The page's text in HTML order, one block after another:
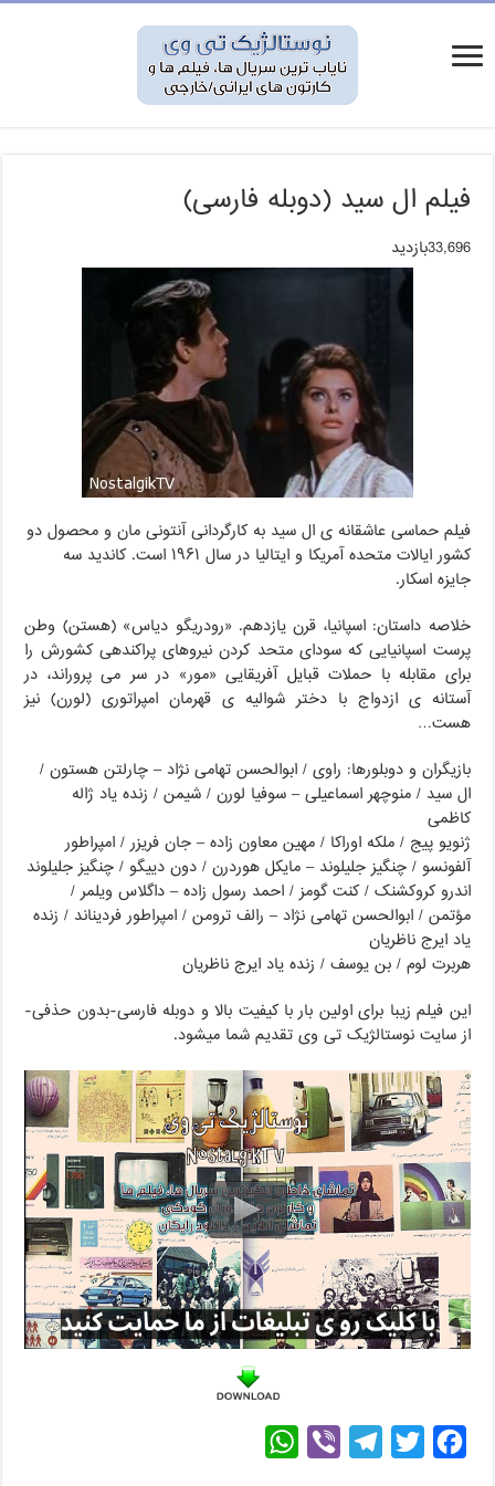
فیلم ال سید (دوبله فارسی)
33,696بازدید
فیلم حماسی عاشقانه ی ال سید به کارگردانی آنتونی مان و محصول دو
کشور ایالات متحده آمریکا و ایتالیا در سال ۱۹۶۱ است. کاندید سه
جایزه اسکار.
خلاصه داستان: اسپانیا، قرن یازدهم. «رودریگو دیاس» (هستن) وطن‏
پرست اسپانیایى که سوداى متحد کردن نیروهاى پراکنده‏ى کشورش را
براى مقابله با حملات قبایل آفریقایى «مور» در سر مى‏ پروراند، در
آستانه‏ ى ازدواج با دختر شوالیه‏ ى قهرمان امپراتورى (لورن) نیز
هست…
بازیگران و دوبلورها: راوی / ابوالحسن تهامی نژاد – چارلتن هستون /
ال سید / منوچهر اسماعیلی – سوفیا لورن / شیمن / زنده یاد ژاله
کاظمی
ژنویو پیج / ملکه اوراکا / مهین معاون زاده – جان فریزر / امپراطور
آلفونسو / چنگیز جلیلوند – مایکل هوردرن / دون دییگو / چنگیز جلیلوند
اندرو کروکشنک / کنت گومز / احمد رسول زاده – داگلاس ویلمر /
مؤتمن / ابوالحسن تهامی نژاد – رالف ترومن / امپراطور فردیناند / زنده
یاد ایرج ناظریان
هربرت لوم / بن یوسف / زنده یاد ایرج ناظریان
این فیلم زیبا برای اولین بار با کیفیت بالا و دوبله فارسی-بدون حذفی-
از سایت نوستالژیک تی وی تقدیم شما میشود.